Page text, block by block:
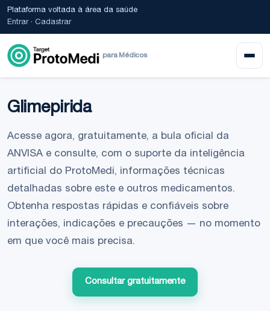
Plataforma voltada à área da saúde
Entrar· Cadastrar
para Médicos
Glimepirida
Acesse agora, gratuitamente, a bula oficial da
ANVISA e consulte, com o suporte da inteligência
artificial do ProtoMedi, informações técnicas
detalhadas sobre este e outros medicamentos.
Obtenha respostas rápidas e confiáveis sobre
interações, indicações e precauções — no momento
em que você mais precisa.
Consultar gratuitamente